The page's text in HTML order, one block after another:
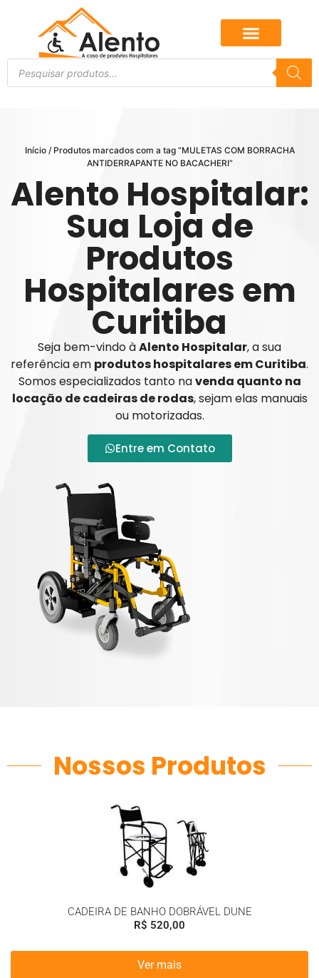
Início/ Produtos marcados com a tag “MULETAS COM BORRACHA
ANTIDERRAPANTE NO BACACHERI”
Alento Hospitalar:
Sua Loja de
Produtos
Hospitalares em
Curitiba
Seja bem-vindo àAlento Hospitalar, a sua
referência em produtos hospitalares em Curitiba.
Somos especializados tanto navenda quanto na
locação de cadeiras de rodas, sejam elas manuais
ou motorizadas.
Entre em Contato
Nossos Produtos
CADEIRA DE BANHO DOBRÁVEL DUNE
R$ 520,00
Ver mais